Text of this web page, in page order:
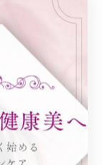
区内代町で耳
良くなった」
く聞かれま
バランスの調
良い影響を与